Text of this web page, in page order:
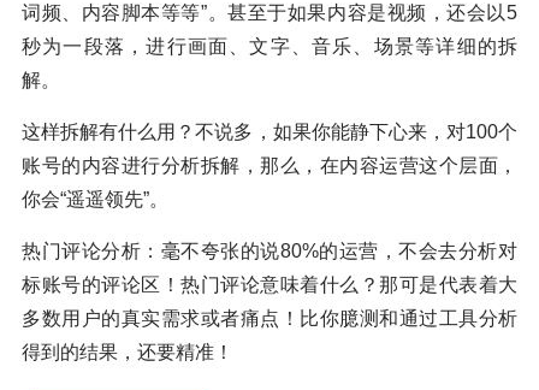
词频、内容脚本等等”。甚至于如果内容是视频，还会以5
秒为一段落，进行画面、文字、音乐、场景等详细的拆
解。
这样拆解有什么用？不说多，如果你能静下心来，对100个
账号的内容进行分析拆解，那么，在内容运营这个层面，
你会“遥遥领先”。
热门评论分析：毫不夸张的说80%的运营，不会去分析对
标账号的评论区！热门评论意味着什么？那可是代表着大
多数用户的真实需求或者痛点！比你臆测和通过工具分析
得到的结果，还要精准！